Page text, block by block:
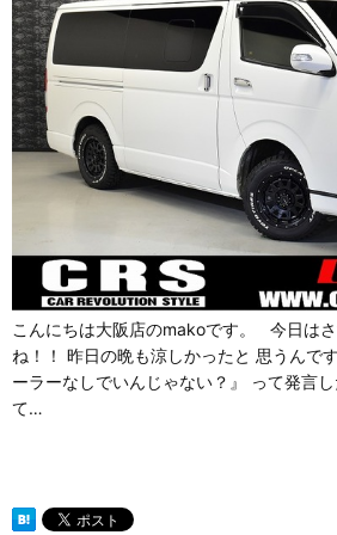
こんにちは大阪店のmakoです。 今日は
ね！！ 昨日の晩も涼しかったと 思うん
ーラーなしでいんじゃない？』 って発言
て…